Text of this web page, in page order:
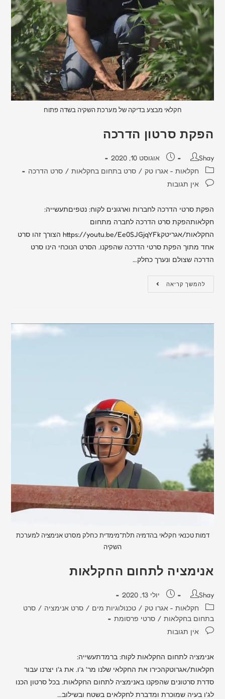
חקלאי מבצע בדיקה של מערכת השקיה בשדה פתוח
הפקת סרטון הדרכה
Shay
אוגוסט 10, 2020
חקלאות - אגרו טק / סרט בתחום בחקלאות / סרט הדרכה
אין תגובות
הפקת סרטי הדרכה לחברות וארגונים לקוח: נטפיםתעשייה:
חקלאותהפקת סרט הדרכה לחברה מתחום
החקלאות/אגריטקhttps://youtu.be/Ee0SJGjqYFk הצורך זהו סרט
אחד מתוך הפקת סרטי הדרכה שהפקנו. הסרט הנוכחי הינו סרט
הדרכה שצולם ונערך כחלק…
להמשך קריאה
דמות טכנאי חקלאי בהדמיה תלת־מימדית כחלק מסרט אנימציה למערכת
השקיה
אנימציה לתחום החקלאות
Shay
יולי 13, 2020
חקלאות - אגרו טק / טכנולוגיות מים / סרט אנימציה / סרט
בתחום בחקלאות / סרטי פרסומת
אין תגובות
אנימציה לתחום החקלאות לקוח: ברמדתעשייה:
חקלאות/אגרוטקהכירו את החקלאי שלנו מר' ג'ו. את ג'ו יצרנו עבור
סדרת סרטונים שהפקנו באנימציה לתחום החקלאות. בכל סרטון הכנו
לג'ו בעיה שמוכרת ומדברת לחקלאים בשטח ובשילוב…